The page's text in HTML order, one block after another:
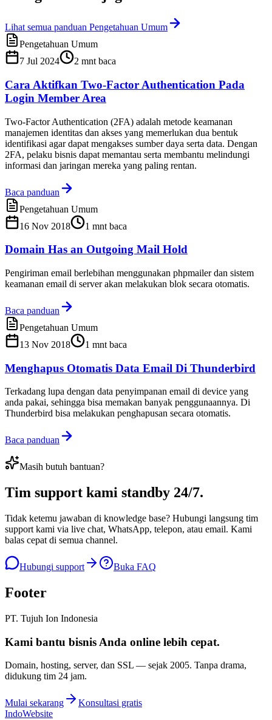
Lihat semua panduan Pengetahuan Umum
Pengetahuan Umum
7 Jul 2024
2 mnt baca
Cara Aktifkan Two-Factor Authentication Pada
Login Member Area
Two-Factor Authentication (2FA) adalah metode keamanan
manajemen identitas dan akses yang memerlukan dua bentuk
identifikasi agar dapat mengakses sumber daya serta data. Dengan
2FA, pelaku bisnis dapat memantau serta membantu melindungi
informasi dan jaringan mereka yang paling rentan.
Baca panduan
Pengetahuan Umum
16 Nov 2018
1 mnt baca
Domain Has an Outgoing Mail Hold
Pengiriman email berlebihan menggunakan phpmailer dan sistem
keamanan email di server akan melakukan blok secara otomatis.
Baca panduan
Pengetahuan Umum
13 Nov 2018
1 mnt baca
Menghapus Otomatis Data Email Di Thunderbird
Terkadang lupa dengan data penyimpanan email di device yang
anda pakai, sehingga bisa memakan banyak penggunaannya. Di
Thunderbird bisa melakukan penghapusan secara otomatis.
Baca panduan
Masih butuh bantuan?
Tim support kami standby 24/7.
Tidak ketemu jawaban di knowledge base? Hubungi langsung tim
support kami via live chat, WhatsApp, telepon, atau email. Kami
balas cepat di semua channel.
Hubungi support Buka FAQ
Footer
PT. Tujuh Ion Indonesia
Kami bantu bisnis Anda online lebih cepat.
Domain, hosting, server, dan SSL — sejak 2005. Tanpa drama,
didukung tim 24 jam.
Mulai sekarang
Konsultasi gratis
IndoWebsite